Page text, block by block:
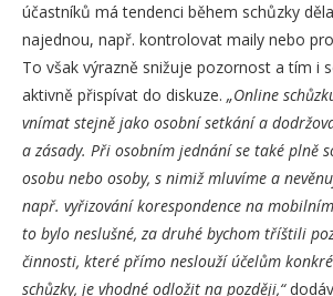
účastníků má tendenci během schůzky
najednou, např. kontrolovat maily nebo
To však výrazně snižuje pozornost a tím i
aktivně přispívat do diskuze. „Online
vnímat stejně jako osobní setkání a
a zásady. Při osobním jednání se také plně
osobu nebo osoby, s nimiž mluvíme a
např. vyřizování korespondence na
to bylo neslušné, za druhé bychom tříštili
činnosti, které přímo neslouží účelům
schůzky, je vhodné odložit na později,“